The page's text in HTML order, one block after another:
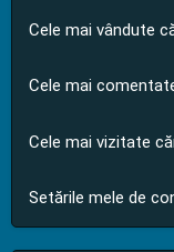
Cele mai vândute
Cele mai
Cele mai vizitate
Setările mele de